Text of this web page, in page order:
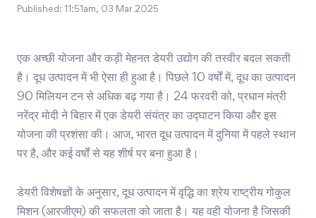
Published: 11:51am, 03 Mar 2025
एक अच्छी योजना और कड़ी मेहनत डेयरी उद्योग की तस्वीर बदल सकती
है। दूध उत्पादन में भी ऐसा ही हुआ है। पिछले 10 वर्षों में, दूध का उत्पादन
90 मिलियन टन से अधिक बढ़ गया है। 24 फरवरी को, प्रधान मंत्री
नरेंद्र मोदी ने बिहार में एक डेयरी संयंत्र का उद्घाटन किया और इस
योजना की प्रशंसा की। आज, भारत दूध उत्पादन में दुनिया में पहले स्थान
पर है, और कई वर्षों से यह शीर्ष पर बना हुआ है।
डेयरी विशेषज्ञों के अनुसार, दूध उत्पादन में वृद्धि का श्रेय राष्ट्रीय गोकुल
मिशन (आरजीएम) की सफलता को जाता है। यह वही योजना है जिसकी